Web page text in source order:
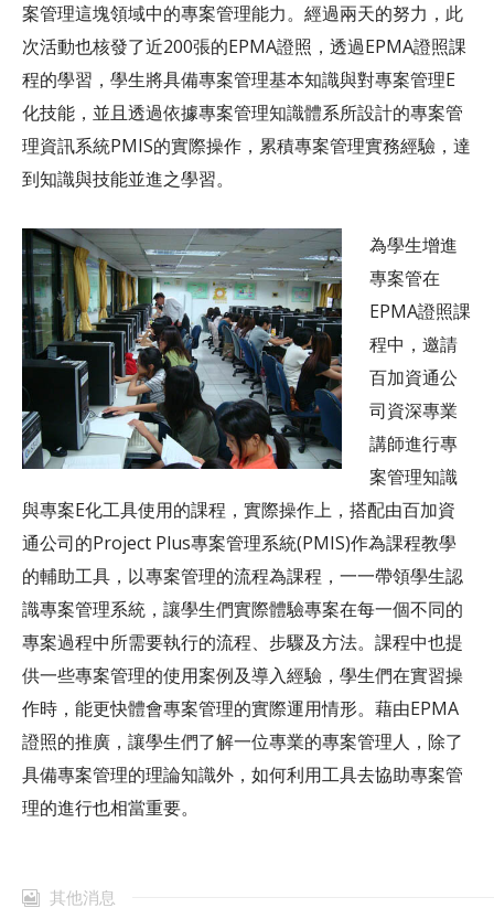
案管理這塊領域中的專案管理能力。經過兩天的努力，此
次活動也核發了近200張的EPMA證照，透過EPMA證照課
程的學習，學生將具備專案管理基本知識與對專案管理E
化技能，並且透過依據專案管理知識體系所設計的專案管
理資訊系統PMIS的實際操作，累積專案管理實務經驗，達
到知識與技能並進之學習。
為學生增進
專案管在
EPMA證照課
程中，邀請
百加資通公
司資深專業
講師進行專
案管理知識
與專案E化工具使用的課程，實際操作上，搭配由百加資
通公司的Project Plus專案管理系統(PMIS)作為課程教學
的輔助工具，以專案管理的流程為課程，一一帶領學生認
識專案管理系統，讓學生們實際體驗專案在每一個不同的
專案過程中所需要執行的流程、步驟及方法。課程中也提
供一些專案管理的使用案例及導入經驗，學生們在實習操
作時，能更快體會專案管理的實際運用情形。藉由EPMA
證照的推廣，讓學生們了解一位專業的專案管理人，除了
具備專案管理的理論知識外，如何利用工具去協助專案管
理的進行也相當重要。
其他消息